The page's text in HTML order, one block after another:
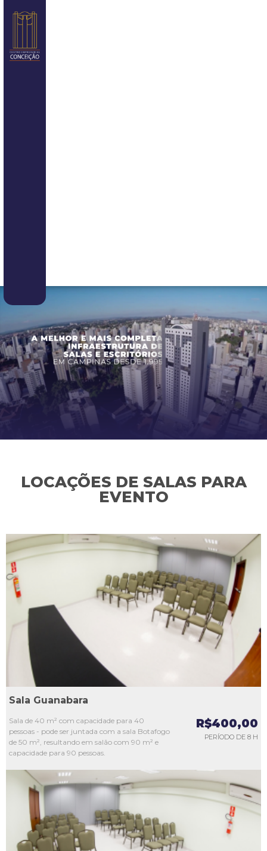
LOCAÇÕES DE SALAS PARA
EVENTO
L4
L5
Sala Guanabara
Sala de 40 m² com capacidade para 40
pessoas - pode ser juntada com a sala Botafogo
de 50 m², resultando em salão com 90 m² e
capacidade para 90 pessoas.
R$400,00
PERÍODO DE 8 H
L1
L2
L3
L4